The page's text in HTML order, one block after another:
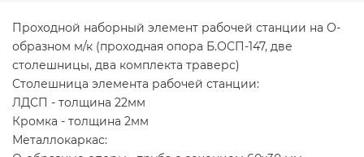
Проходной наборный элемент рабочей станции на О-
образном м/к (проходная опора Б.ОСП-147, две
столешницы, два комплекта траверс)
Столешница элемента рабочей станции:
ЛДСП - толщина 22мм
Кромка - толщина 2мм
Металлокаркас: